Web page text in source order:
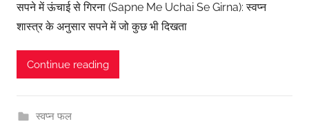
सपने में ऊंचाई से गिरना (Sapne Me Uchai Se Girna): स्वप्न
शास्त्र के अनुसार सपने में जो कुछ भी दिखता
Continue reading
स्वप्न फल